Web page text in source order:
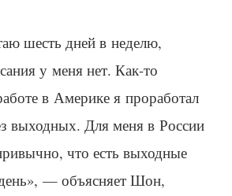
шесть дней в неделю,
у меня нет. Как-то
в Америке я проработал
выходных. Для меня в России
что есть выходные
— объясняет Шон,